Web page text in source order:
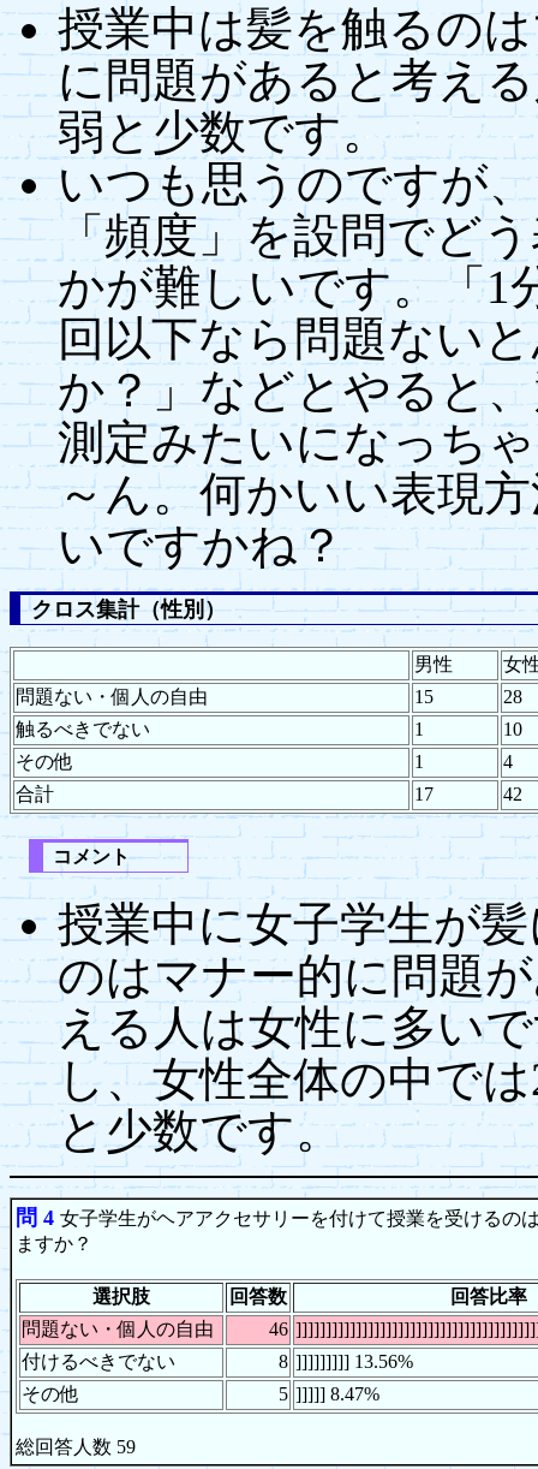
授業中は髪を触るの
に問題があると考え
弱と少数です。
いつも思うのですが
「頻度」を設問でど
かが難しいです。「1
回以下なら問題ない
か？」などとやると
測定みたいになっち
～ん。何かいい表現
いですかね？
クロス集計（性別）
男性
女
問題ない・個人の自由
15
28
触るべきでない
1
10
その他
1
4
合計
17 42
コメント
授業中に女子学生が
のはマナー的に問題
える人は女性に多い
し、女性全体の中で
と少数です。
問 4 女子学生がヘアアクセサリーを付けて授業を受けるの
ますか？
選択肢 回答数
回答比率
問題ない・個人の自由
46
付けるべきでない
8 ]]]]]]]]] 13.56%
その他
5 ]]]]] 8.47%
総回答人数 59